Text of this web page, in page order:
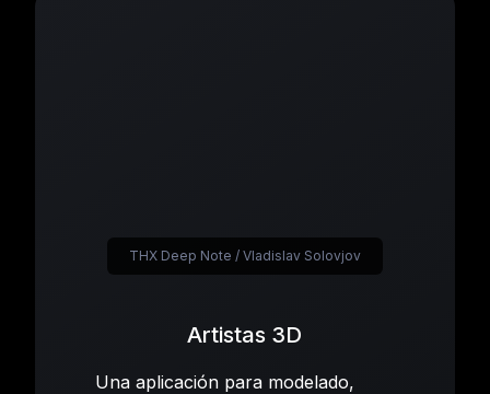
Artistas 3D
Una aplicación para modelado,
THX Deep Note / Vladislav Solovjov